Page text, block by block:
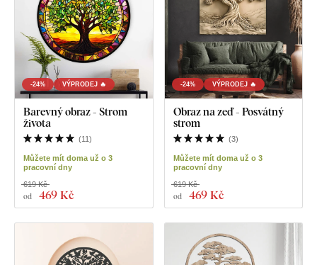
-24% VÝPRODEJ 🔥
Barevný obraz - Strom
života
(11)
Můžete mít doma už o 3
pracovní dny
od 469 Kč
619 Kč
-24% VÝPRODEJ 🔥
Obraz na zeď - Posvátný
strom
(3)
Můžete mít doma už o 3
pracovní dny
od 469 Kč
619 Kč